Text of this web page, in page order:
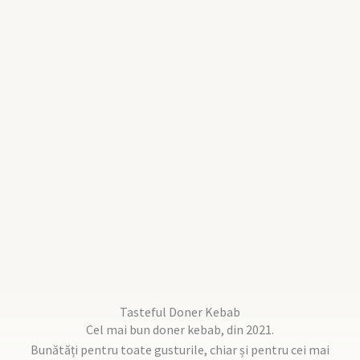
Tasteful Doner Kebab
Cel mai bun doner kebab, din 2021.
Bunătăți pentru toate gusturile, chiar și pentru cei mai